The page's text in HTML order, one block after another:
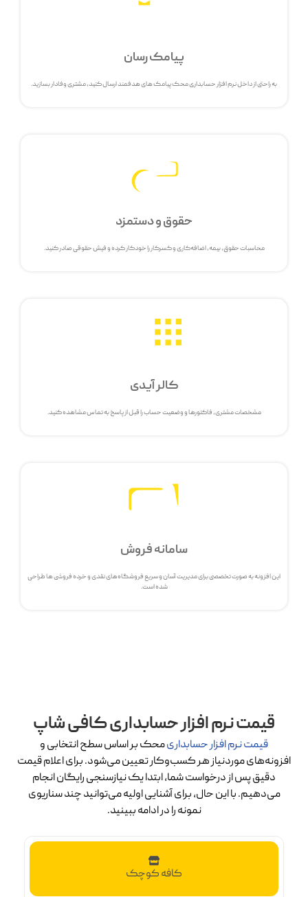
پیامک رسان
به راحتی از داخل نرم افزار حسابداری محک پیامک های هدفمند ارسال کنید، مشتری وفادار بسازید.
حقوق و دستمزد
محاسبات حقوق، بیمه، اضافه‌کاری و کسرکار را خودکار کرده و فیش حقوقی صادر کنید.
کالر آیدی
مشخصات مشتری، فاکتورها و وضعیت حساب را قبل از پاسخ به تماس مشاهده کنید.
سامانه فروش
این افزونه به صورت تخصصی برای مدیریت آسان و سریع فروشگاه‌های نقدی و خرده فروشی ها طراحی
شده است.
قیمت نرم افزار حسابداری کافی شاپ
قیمت نرم افزار حسابداریمحک بر اساس سطح انتخابی و
افزونه‌های موردنیاز هر کسب‌وکار تعیین می‌شود. برای اعلام قیمت
دقیق پس از درخواست شما، ابتدا یک نیازسنجی رایگان انجام
می‌دهیم. با این حال، برای آشنایی اولیه می‌توانید چند سناریوی
نمونه را در ادامه ببینید.
کافه کوچک